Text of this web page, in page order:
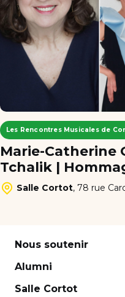
Les Rencontres Musicales de
Marie-Catherine
Tchalik |
Salle Cortot, 78 rue
Nous soutenir
Alumni
Salle Cortot